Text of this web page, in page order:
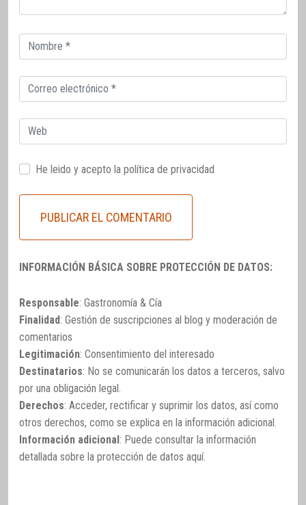
Correo
electrónico
Correo
electrónico
Web
He leido y acepto la política de privacidad
INFORMACIÓN BÁSICA SOBRE PROTECCIÓN DE DATOS:
Responsable: Gastronomía & Cía
Finalidad: Gestión de suscripciones al blog y moderación de
comentarios
Legitimación: Consentimiento del interesado
Destinatarios: No se comunicarán los datos a terceros, salvo
por una obligación legal.
Derechos: Acceder, rectificar y suprimir los datos, así como
otros derechos, como se explica en la información adicional.
Información adicional : Puede consultar la información
detallada sobre la protección de datos aquí.